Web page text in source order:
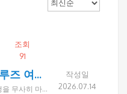
조회
91
꿈같았던 아이슬란드 크루즈 여행, 함께해서 더욱 행복했습니다.
7월 3일 출발 아이슬란드 크루즈 여행을 무사히 마치고 돌아왔습니다. 여행 후 많은 선생님들께서 "덕분에 편안하고 즐거운 여행이었다", "좋은 분들과 함께해 더욱 뜻깊었다", "평생 잊지 못할 추억이 되었다"는 따뜻한 말씀을 전해 주셨습니다. 특히 무더운 여름, 시원한 아이슬란드의 대자연을 감상하며 아름다운 풍경과 특별한 경험을 함께 나눌 수 있었고, 미국 각 지역에서 오신 좋은 분들과 소중한 인연을 맺을 수 있었던 시간이었습니다. 여행사를 통한 첫 그룹 크루즈 여행이라 처음에는 다소 어색하셨지만, 여행이 끝날 무렵에는 서로 정을 나누며 다음 만남을 기약하는 모습이 무척 인상적이었습니다. 여행이 끝난 후에도 "벌써 꿈같은 시간이 지나갔다", "추억이 오래도록 마음속에 남을 것 같다"는 말씀을 남겨주신 고객님들께 진심으로 감사드립니다. 드림투어는 앞으로도 고객 한 분 한 분이 편안하고 안전하게 여행하실 수 있도록 세심하게 준비하고, 좋은 사람들과 아름다운 추억을 만들어 가는 여행을 선사하겠습니다. 함께해 주신 모든 선생님들께 다시 한번 감사드리며, 늘 건강과 행복이 함께하시길 기원합니다. 감사합니다. - 드림투어 아이슬란드 크루즈팀 일동 - 고객 후기 한마디 "덕분에 많이 보고, 많이 먹고, 정말 편안한 여행이었습니다." "좋은 여행 코스와 좋은 분들과의 만남이 너무 좋았습니다." "사장님의 세심한 배려 덕분에 즐겁고 안전한 여행이 되었습니다." "추억에 오래 남을 행복한 여행이었습니다." "함께 여행한 모든 분들께 감사드립니다. 다음에 또 뵙기를 바랍니다." "아름다운 아이슬란드의 풍경과 소중한 인연을 오래 기억하겠습니다."
작성일
2026.07.14